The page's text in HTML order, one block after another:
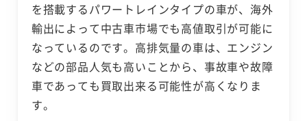
を搭載するパワートレインタイプの車が、海外
輸出によって中古車市場でも高値取引が可能に
なっているのです。高排気量の車は、エンジン
などの部品人気も高いことから、事故車や故障
車であっても買取出来る可能性が高くなりま
す。